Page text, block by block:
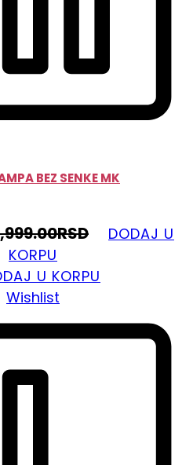
BEZ SENKE MK
RSD
DODAJ U
KORPU
U KORPU
Wishlist